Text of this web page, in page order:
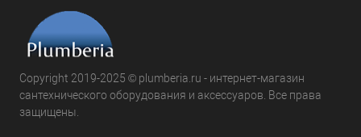
Copyright 2019-2025 © plumberia.ru - интернет-магазин
сантехнического оборудования и аксессуаров. Все права
защищены.